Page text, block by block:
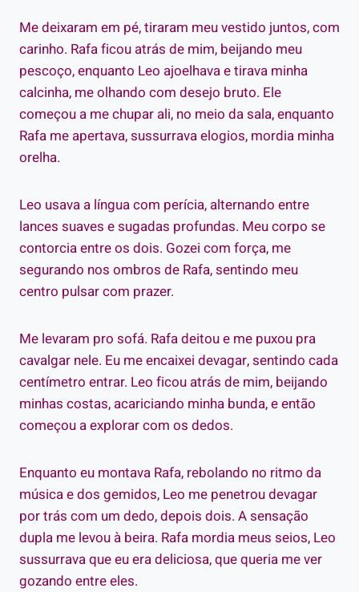
Me deixaram em pé, tiraram meu vestido juntos, com
carinho. Rafa ficou atrás de mim, beijando meu
pescoço, enquanto Leo ajoelhava e tirava minha
calcinha, me olhando com desejo bruto. Ele
começou a me chupar ali, no meio da sala, enquanto
Rafa me apertava, sussurrava elogios, mordia minha
orelha.
Leo usava a língua com perícia, alternando entre
lances suaves e sugadas profundas. Meu corpo se
contorcia entre os dois. Gozei com força, me
segurando nos ombros de Rafa, sentindo meu
centro pulsar com prazer.
Me levaram pro sofá. Rafa deitou e me puxou pra
cavalgar nele. Eu me encaixei devagar, sentindo cada
centímetro entrar. Leo ficou atrás de mim, beijando
minhas costas, acariciando minha bunda, e então
começou a explorar com os dedos.
Enquanto eu montava Rafa, rebolando no ritmo da
música e dos gemidos, Leo me penetrou devagar
por trás com um dedo, depois dois. A sensação
dupla me levou à beira. Rafa mordia meus seios, Leo
sussurrava que eu era deliciosa, que queria me ver
gozando entre eles.